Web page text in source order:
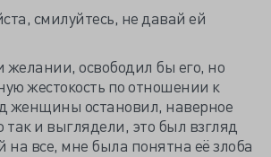
смилуйтесь, не давай ей
освободил бы его, но
жестокость по отношении к
женщины остановил, наверное
и выглядели, это был взгляд
все, мне была понятна её злоба